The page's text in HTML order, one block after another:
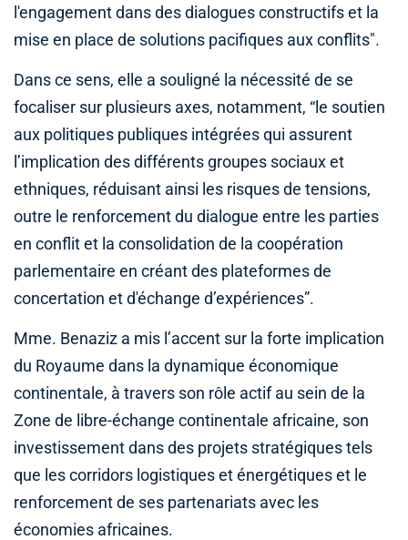
l'engagement dans des dialogues constructifs et la
mise en place de solutions pacifiques aux conflits".
Dans ce sens, elle a souligné la nécessité de se
focaliser sur plusieurs axes, notamment, “le soutien
aux politiques publiques intégrées qui assurent
l’implication des différents groupes sociaux et
ethniques, réduisant ainsi les risques de tensions,
outre le renforcement du dialogue entre les parties
en conflit et la consolidation de la coopération
parlementaire en créant des plateformes de
concertation et d'échange d’expériences”.
Mme. Benaziz a mis l’accent sur la forte implication
du Royaume dans la dynamique économique
continentale, à travers son rôle actif au sein de la
Zone de libre-échange continentale africaine, son
investissement dans des projets stratégiques tels
que les corridors logistiques et énergétiques et le
renforcement de ses partenariats avec les
économies africaines.